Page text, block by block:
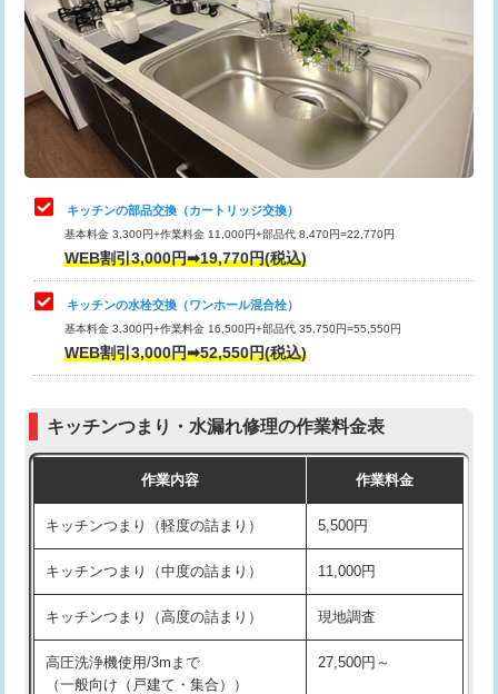
給水管工事※（支持金具設置) 5,500円
給水管工事※（保温材使用（バンド止
め込み）)
5,500円
給水管工事※（土の掘削・埋め戻し作
11,000円
給水管工事※（塩ビ管（VP・HI）使
用/3ｍまで)
給水管工事※（塩ビ管（VP・HI）使
用（追加）/3ｍ超え)
給水管工事※（ライニング鋼管・銅
管・ポリ管・HT管使用/3ｍまで)
44,000円
管・ポリ管・HT管使用/3ｍ超え)
排水管工事（土の掘削・埋め戻し作
11,000円~
排水管工事（排水管工事/3ｍまで） 55,000円
排水管工事（追加 排水管工事/3ｍ超
+11,000円
マス交換（土の掘削・埋め戻し作業）
カメラ調査 33,000円
桝清掃 8,800円
止水・漏水調査・防水処理・清掃・修
理・調整・分解・加工など（軽作業）
11,000円
止水・漏水調査・防水処理・清掃・修
理・調整・分解・加工など（中作業）
22,000円
止水・漏水調査・防水処理・清掃・修
理・調整・分解・加工など（重作業）
33,000円
お風呂タンク脱着
その他部品の脱着
式・ワンホール）)
交換・取付(排水栓・排水トラップ
22,000円+材料費
キッチンの部品交換（カートリッジ交換）
基本料金 3,300円+作業料金 11,000円+部品代 8,470円=22,770円
WEB割引3,000円➡19,770円(税込)
キッチンの水栓交換（ワンホール混合栓）
基本料金 3,300円+作業料金 16,500円+部品代 35,750円=55,550円
WEB割引3,000円➡52,550円(税込)
キッチンつまり・水漏れ修理の作業料金表
作業内容 作業料金
キッチンつまり（軽度の詰まり） 5,500円
キッチンつまり（中度の詰まり） 11,000円
キッチンつまり（高度の詰まり） 現地調査
高圧洗浄機使用/3mまで
（一般向け（戸建て・集合））
27,500円～